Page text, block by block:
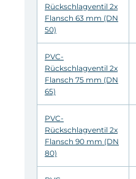
Rückschlagventil 2x
Flansch 63 mm (DN
50)
PVC-
Rückschlagventil 2x
Flansch 75 mm (DN
65)
PVC-
Rückschlagventil 2x
Flansch 90 mm (DN
80)